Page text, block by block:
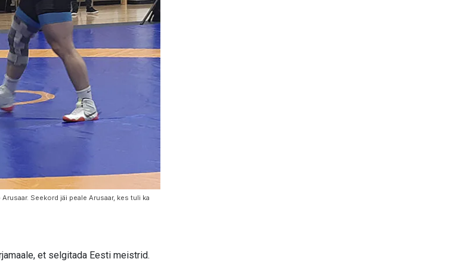
Seekord jäi peale Arusaar, kes tuli ka
et selgitada Eesti meistrid.